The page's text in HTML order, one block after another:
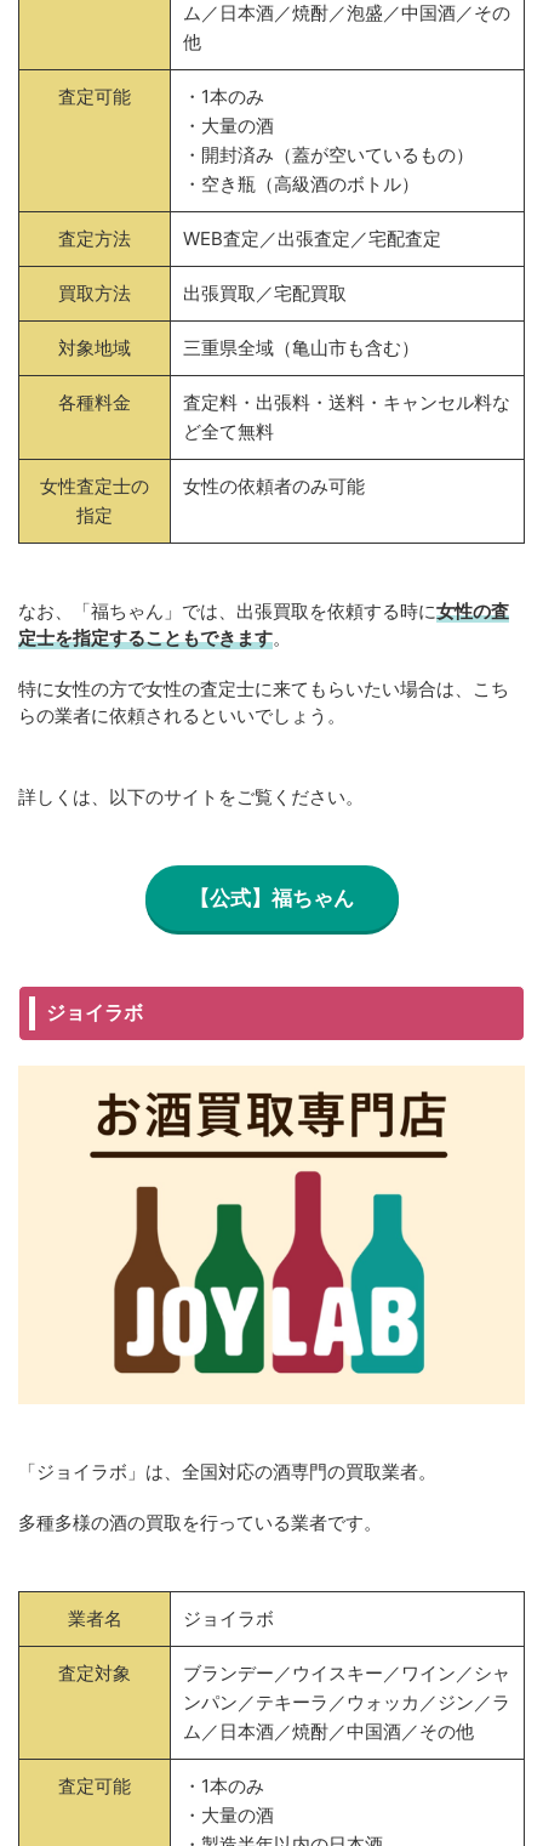
ム／日本酒／焼酎／泡盛／中国酒／その
他
査定可能
・1本のみ
・大量の酒
・開封済み（蓋が空いているもの）
・空き瓶（高級酒のボトル）
査定方法 WEB査定／出張査定／宅配査定
買取方法 出張買取／宅配買取
対象地域 三重県全域（亀山市も含む）
各種料金
査定料・出張料・送料・キャンセル料な
ど全て無料
女性査定士の
指定
女性の依頼者のみ可能
なお、「福ちゃん」では、出張買取を依頼する時に女性の査
定士を指定することもできます。
特に女性の方で女性の査定士に来てもらいたい場合は、こち
らの業者に依頼されるといいでしょう。
詳しくは、以下のサイトをご覧ください。
【公式】福ちゃん
ジョイラボ
「ジョイラボ」は、全国対応の酒専門の買取業者。
多種多様の酒の買取を行っている業者です。
業者名 ジョイラボ
査定対象
ブランデー／ウイスキー／ワイン／シャ
ンパン／テキーラ／ウォッカ／ジン／ラ
ム／日本酒／焼酎／中国酒／その他
査定可能
・1本のみ
・大量の酒